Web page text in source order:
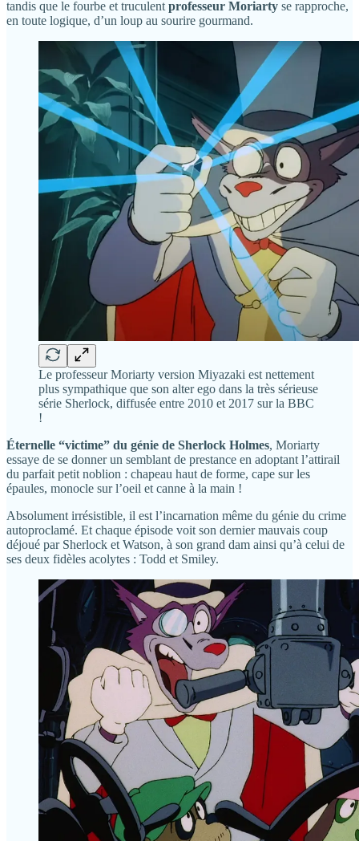
tandis que le fourbe et truculent professeur Moriarty se rapproche,
en toute logique, d’un loup au sourire gourmand.
Le professeur Moriarty version Miyazaki est nettement
plus sympathique que son alter ego dans la très sérieuse
série Sherlock, diffusée entre 2010 et 2017 sur la BBC
!
Éternelle “victime” du génie de Sherlock Holmes, Moriarty
essaye de se donner un semblant de prestance en adoptant l’attirail
du parfait petit noblion : chapeau haut de forme, cape sur les
épaules, monocle sur l’oeil et canne à la main !
Absolument irrésistible, il est l’incarnation même du génie du crime
autoproclamé. Et chaque épisode voit son dernier mauvais coup
déjoué par Sherlock et Watson, à son grand dam ainsi qu’à celui de
ses deux fidèles acolytes : Todd et Smiley.